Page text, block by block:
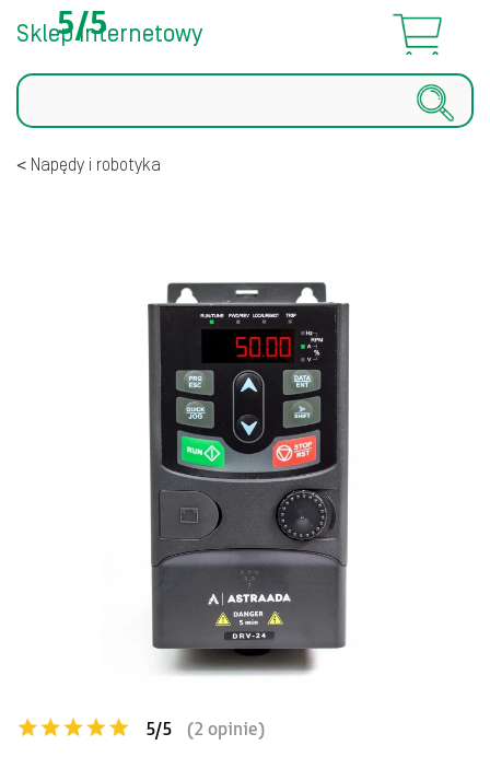
Sklep internetowy
Szukaj
Napędy i robotyka
5/5 (2 opinie)
5/5